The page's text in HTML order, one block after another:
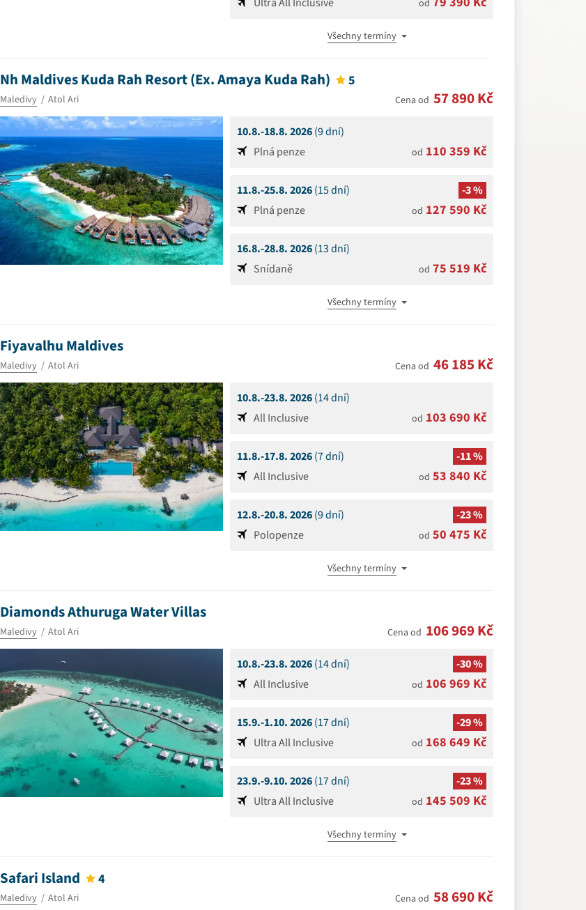
od
Všechny termíny
Nh Maldives Kuda Rah Resort (Ex. Amaya Kuda Rah) 5
Maledivy Atol Ari Cena od 57 890 Kč
10.8.-18.8. 2026(9 dní)
Plná penze
od 110 359 Kč
11.8.-25.8. 2026(15 dní)
-3 %
Plná penze
od 127 590 Kč
16.8.-28.8. 2026(13 dní)
Snídaně
od 75 519 Kč
Všechny termíny
Fiyavalhu Maldives
Maledivy Atol Ari Cena od 46 185 Kč
10.8.-23.8. 2026(14 dní)
All Inclusive
od 103 690 Kč
11.8.-17.8. 2026(7 dní)
-11 %
All Inclusive
od 53 840 Kč
12.8.-20.8. 2026(9 dní)
-23 %
Polopenze
od 50 475 Kč
Všechny termíny
Diamonds Athuruga Water Villas
Maledivy Atol Ari Cena od 106 969 Kč
10.8.-23.8. 2026(14 dní)
-30 %
All Inclusive
od 106 969 Kč
15.9.-1.10. 2026(17 dní)
-29 %
Ultra All Inclusive
od 168 649 Kč
23.9.-9.10. 2026(17 dní)
-23 %
Ultra All Inclusive
od 145 509 Kč
Všechny termíny
Safari Island 4
Maledivy Atol Ari Cena od 58 690 Kč